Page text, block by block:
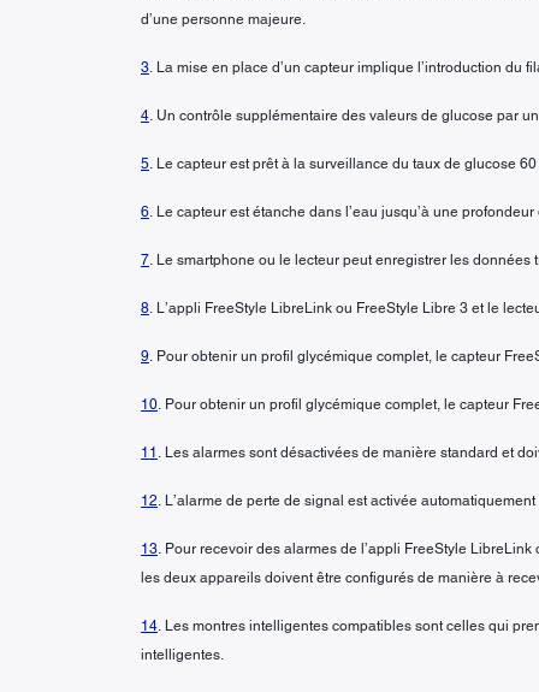
d’une personne majeure.
3. La mise en place d’un capteur implique l’introduction du
4. Un contrôle supplémentaire des valeurs de glucose par
5. Le capteur est prêt à la surveillance du taux de glucose
6. Le capteur est étanche dans l’eau jusqu’à une
7. Le smartphone ou le lecteur peut enregistrer les
8. L’appli FreeStyle LibreLink ou FreeStyle Libre 3 et le
9. Pour obtenir un profil glycémique complet, le capteur
10. Pour obtenir un profil glycémique complet, le capteur
11 . Les alarmes sont désactivées de manière standard et
12. L’alarme de perte de signal est activée
13. Pour recevoir des alarmes de l’appli FreeStyle
les deux appareils doivent être configurés de manière à
14. Les montres intelligentes compatibles sont celles qui
intelligentes.